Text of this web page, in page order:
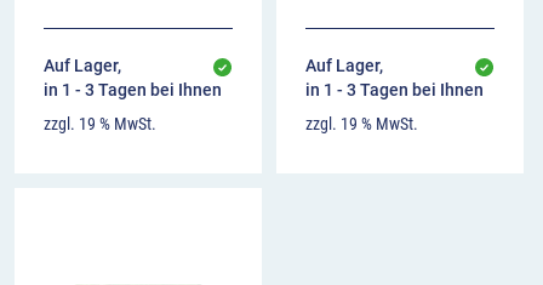
Auf Lager,
in 1 - 3 Tagen bei Ihnen
zzgl. 19 % MwSt.
Auf Lager,
in 1 - 3 Tagen bei Ihnen
zzgl. 19 % MwSt.